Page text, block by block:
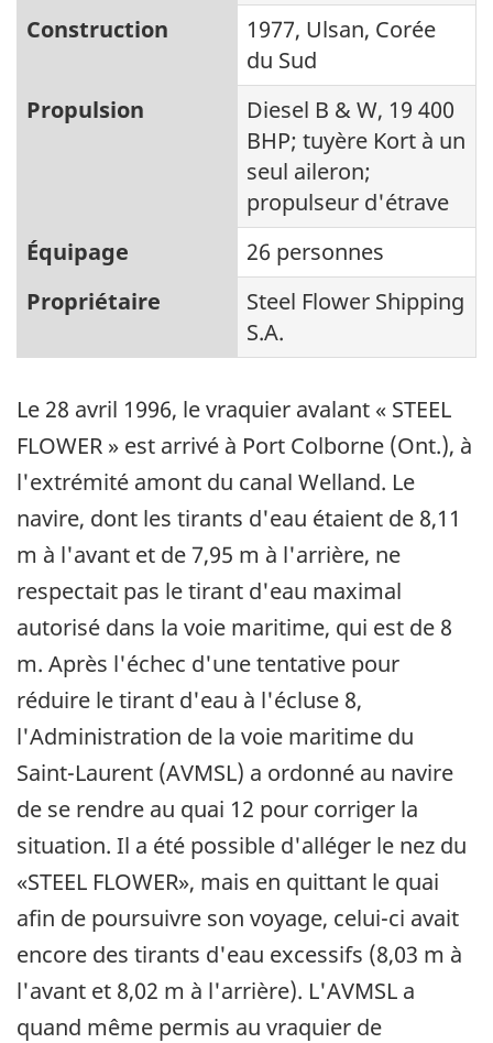
Construction
1977, Ulsan, Corée
du Sud
Propulsion
Diesel B & W, 19 400
BHP; tuyère Kort à un
seul aileron;
propulseur d'étrave
Équipage
26 personnes
Propriétaire
Steel Flower Shipping
S.A.
Le 28 avril 1996, le vraquier avalant « STEEL
FLOWER » est arrivé à Port Colborne (Ont.), à
l'extrémité amont du canal Welland. Le
navire, dont les tirants d'eau étaient de 8,11
m à l'avant et de 7,95 m à l'arrière, ne
respectait pas le tirant d'eau maximal
autorisé dans la voie maritime, qui est de 8
m. Après l'échec d'une tentative pour
réduire le tirant d'eau à l'écluse 8,
l'Administration de la voie maritime du
Saint-Laurent (AVMSL) a ordonné au navire
de se rendre au quai 12 pour corriger la
situation. Il a été possible d'alléger le nez du
«STEEL FLOWER», mais en quittant le quai
afin de poursuivre son voyage, celui-ci avait
encore des tirants d'eau excessifs (8,03 m à
l'avant et 8,02 m à l'arrière). L'AVMSL a
quand même permis au vraquier de